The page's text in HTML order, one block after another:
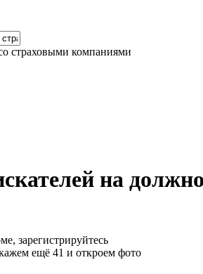
страховыми компаниями
на
зарегистрируйтесь
ещё 41 и откроем фото